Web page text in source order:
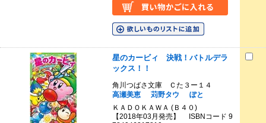
星のカービィ 決戦！バトルデラ
ックス！！
角川つばさ文庫 Ｃた３ー１４
高瀬美恵
苅野タウ
ぽと
ＫＡＤＯＫＡＷＡ (Ｂ４０)
【2018年03月発売】 ISBNコード 9